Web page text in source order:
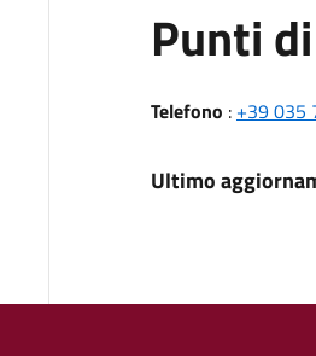
Punti
Telefono : +39 035
Ultimo